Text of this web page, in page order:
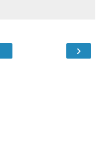
›